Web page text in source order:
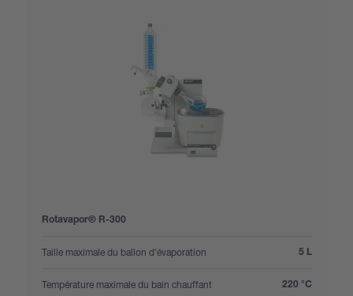
Rotavapor® R-300
Taille maximale du ballon d'évaporation
: 5 L
Température maximale du bain chauffant
: 220 °C